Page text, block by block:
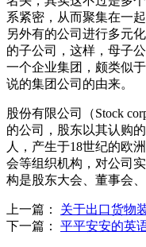
系紧密，从而聚集在一
另外有的公司进行多元
的子公司，这样，母子
一个企业集团，颇类似
说的集团公司的由来。
股份有限公司（Stock
的公司，股东以其认购
人，产生于18世纪的欧
会等组织机构，对公司
构是股东大会、董事会、
上一篇： 关于出口货物
下一篇： 平平安安的英